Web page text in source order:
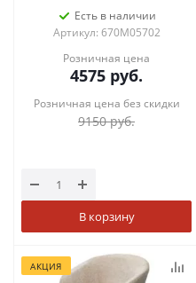
Есть в наличии
Артикул: 670M05702
Розничная цена
4575 руб.
Розничная цена без скидки
9150руб.
В корзину
АКЦИЯ